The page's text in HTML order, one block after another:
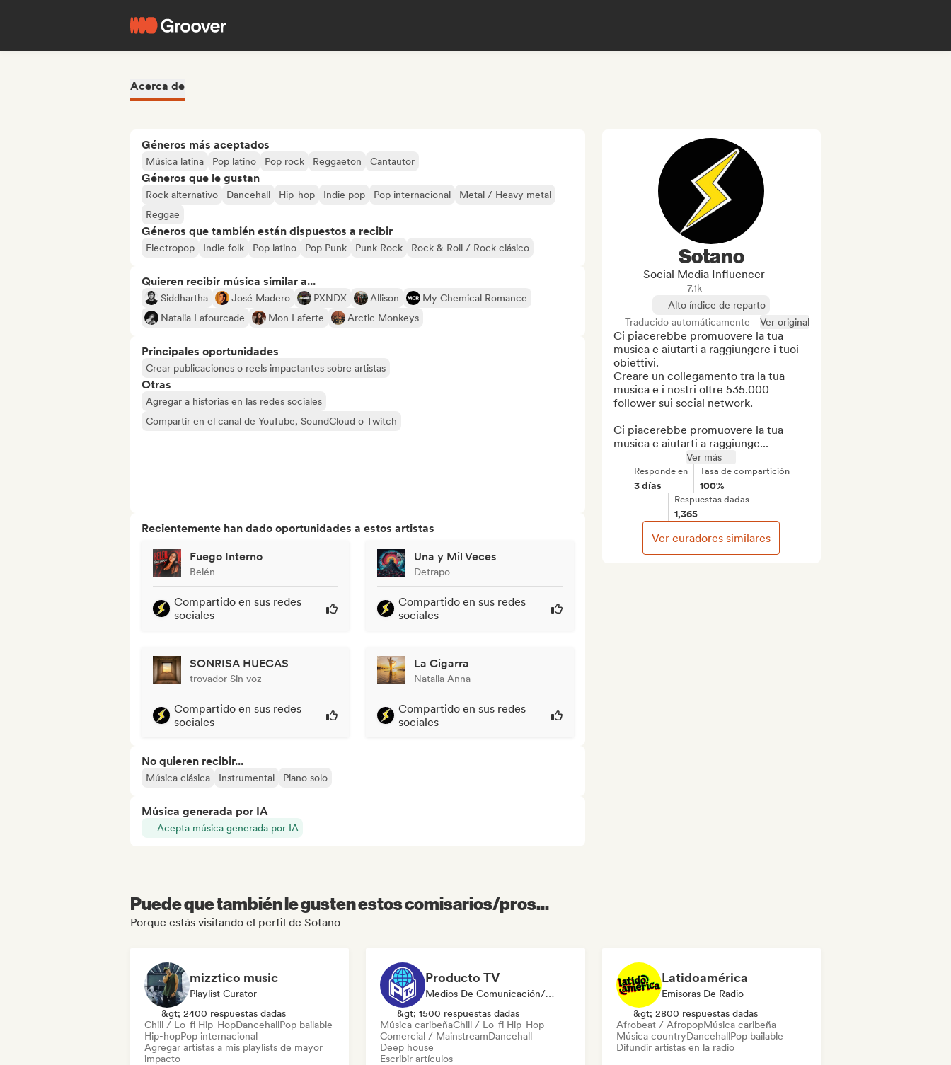
Acerca de
Géneros más aceptados
Música latina Pop latino Pop rock Reggaeton Cantautor
Géneros que le gustan
Rock alternativo Dancehall Hip-hop Indie pop Pop internacional
Metal / Heavy metal
Reggae
Géneros que también están dispuestos a recibir
Electropop Indie folk Pop latino Pop Punk Punk Rock Rock & Roll / Rock clásico
Quieren recibir música similar a...
Siddhartha José Madero PXNDX Allison
My Chemical Romance
Natalia Lafourcade
Mon Laferte Arctic Monkeys
Principales oportunidades
Crear publicaciones o reels impactantes sobre artistas
Otras
Agregar a historias en las redes sociales
Compartir en el canal de YouTube, SoundCloud o Twitch
Recientemente han dado oportunidades a estos artistas
Fuego Interno
Belén
Compartido en sus redes
sociales
Una y Mil Veces
Detrapo
Compartido en sus redes
sociales
SONRISA HUECAS
trovador Sin voz
Compartido en sus redes
sociales
La Cigarra
Natalia Anna
Compartido en sus redes
sociales
No quieren recibir...
Música clásica Instrumental Piano solo
Música generada por IA
Acepta música generada por IA
Sotano
Social Media Influencer
7.1k
Alto índice de reparto
Traducido automáticamente
Ver original
Ci piacerebbe promuovere la tua
musica e aiutarti a raggiungere i tuoi
obiettivi.
Creare un collegamento tra la tua
musica e i nostri oltre 535.000
follower sui social network.
Ci piacerebbe promuovere la tua
musica e aiutarti a raggiunge...
Ver más
Responde en
3 días
Tasa de compartición
100%
Respuestas dadas
1,365
Ver curadores similares
Puede que también le gusten estos comisarios/pros...
Porque estás visitando el perfil de Sotano
mizztico music
Playlist Curator
&gt; 2400 respuestas dadas
Chill / Lo-fi Hip-HopDancehallPop bailable
Hip-hopPop internacional
Agregar artistas a mis playlists de mayor
impacto
Producto TV
Medios De Comunicación/Periodista
&gt; 1500 respuestas dadas
Música caribeñaChill / Lo-fi Hip-Hop
Comercial / MainstreamDancehall
Deep house
Escribir artículos
Latidoamérica
Emisoras De Radio
&gt; 2800 respuestas dadas
Afrobeat / AfropopMúsica caribeña
Música countryDancehallPop bailable
Difundir artistas en la radio